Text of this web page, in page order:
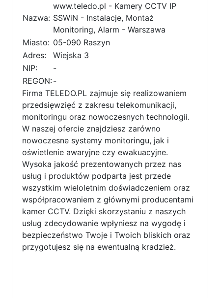
Nazwa:
www.teledo.pl - Kamery CCTV IP
SSWiN - Instalacje, Montaż
Monitoring, Alarm - Warszawa
Miasto: 05-090 Raszyn
Adres:
Wiejska 3
NIP:
-
REGON:-
Firma TELEDO.PL zajmuje się realizowaniem
przedsięwzięć z zakresu telekomunikacji,
monitoringu oraz nowoczesnych technologii.
W naszej ofercie znajdziesz zarówno
nowoczesne systemy monitoringu, jak i
oświetlenie awaryjne czy ewakuacyjne.
Wysoka jakość prezentowanych przez nas
usług i produktów podparta jest przede
wszystkim wieloletnim doświadczeniem oraz
współpracowaniem z głównymi producentami
kamer CCTV. Dzięki skorzystaniu z naszych
usług zdecydowanie wpłyniesz na wygodę i
bezpieczeństwo Twoje i Twoich bliskich oraz
przygotujesz się na ewentualną kradzież.